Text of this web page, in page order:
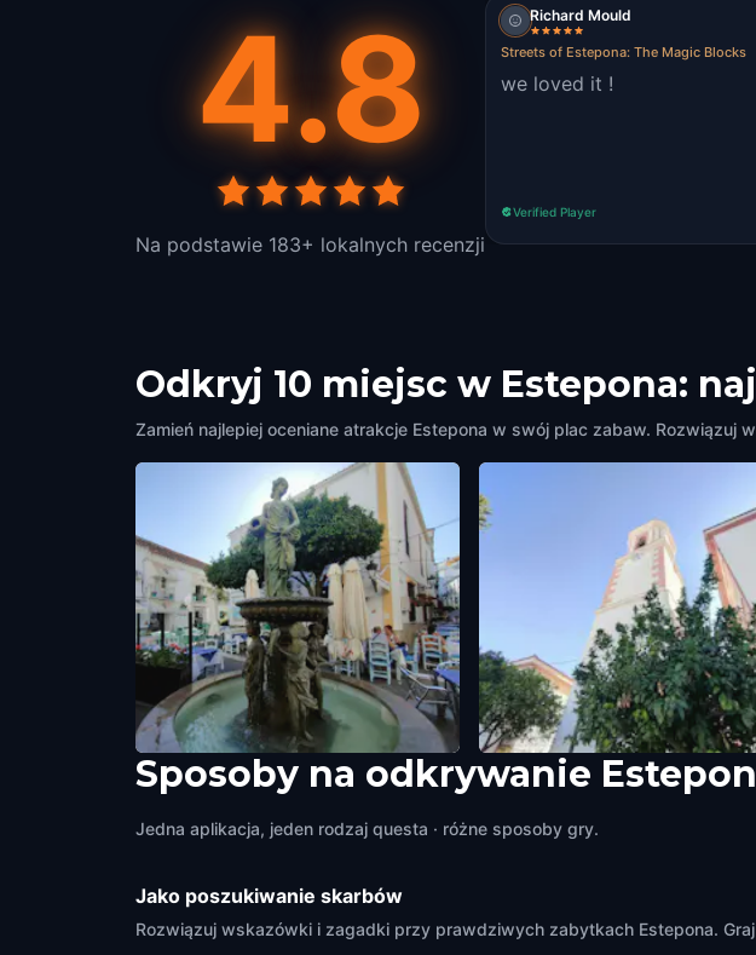
4.8
Na podstawie 183+ lokalnych recenzji
Richard Mould
Streets of Estepona: The Magic Blocks
we loved it !
Verified Player
Odkryj 10 miejsc w Estepona:
Zamień najlepiej oceniane atrakcje Estepona w swój plac zabaw.
PLAZA DOCTOR ARCE PLAZA DEL RELOJ
Sposoby na odkrywanie
Jedna aplikacja, jeden rodzaj questa · różne sposoby gry.
Jako poszukiwanie skarbów
Rozwiązuj wskazówki i zagadki przy prawdziwych zabytkach Estepona.